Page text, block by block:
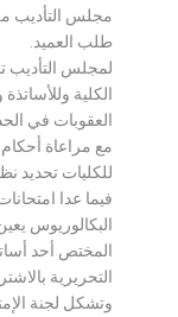
مجلس التأديب
طلب العميد.
لمجلس التأديب
الكلية
العقوبات في
مع مراعاة أحكام
للكليات تحديد
فيما عدا
البكالوريوس
المختص أحد
التحريرية
وتشكل لجنة